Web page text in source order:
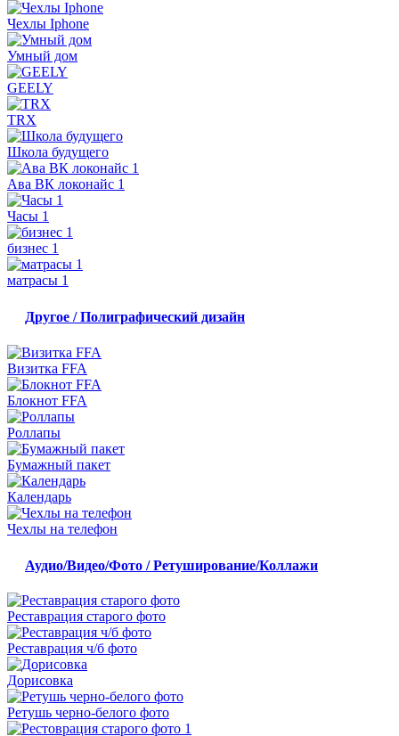
Чехлы Iphone
Умный дом
GEELY
TRX
Школа будущего
Ава ВК локонайс 1
Часы 1
бизнес 1
матрасы 1
Другое / Полиграфический дизайн
Визитка FFA
Блокнот FFA
Роллапы
Бумажный пакет
Календарь
Чехлы на телефон
Аудио/Видео/Фото / Ретуширование/Коллажи
Реставрация старого фото
Реставрация ч/б фото
Дорисовка
Ретушь черно-белого фото